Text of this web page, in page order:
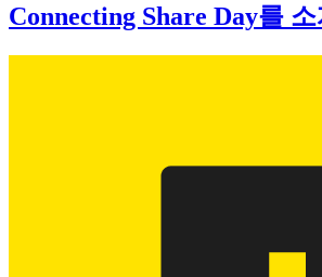
Connecting Share Day를